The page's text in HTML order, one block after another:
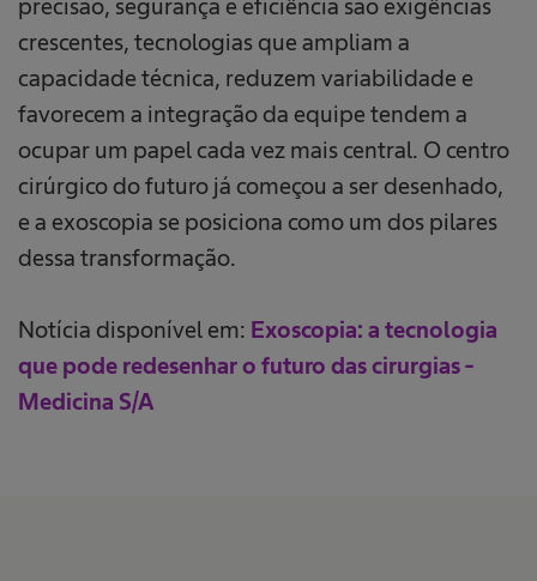
precisão, segurança e eficiência são exigências
crescentes, tecnologias que ampliam a
capacidade técnica, reduzem variabilidade e
favorecem a integração da equipe tendem a
ocupar um papel cada vez mais central. O centro
cirúrgico do futuro já começou a ser desenhado,
e a exoscopia se posiciona como um dos pilares
dessa transformação.
Notícia disponível em: Exoscopia: a tecnologia
que pode redesenhar o futuro das cirurgias -
Medicina S/A